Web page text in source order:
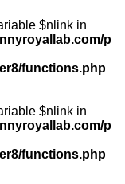
$nlink in
p
functions.php
$nlink in
p
functions.php